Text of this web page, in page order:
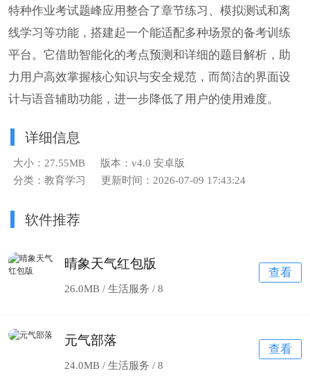
特种作业考试题峰应用整合了章节练习、模拟测试和离
线学习等功能，搭建起一个能适配多种场景的备考训练
平台。它借助智能化的考点预测和详细的题目解析，助
力用户高效掌握核心知识与安全规范，而简洁的界面设
计与语音辅助功能，进一步降低了用户的使用难度。
详细信息
大小：27.55MB
版本：v4.0 安卓版
分类：教育学习
更新时间：2026-07-09 17:43:24
软件推荐
晴象天气红包版
26.0MB / 生活服务 /8
查看
元气部落
24.0MB / 生活服务 /8
查看